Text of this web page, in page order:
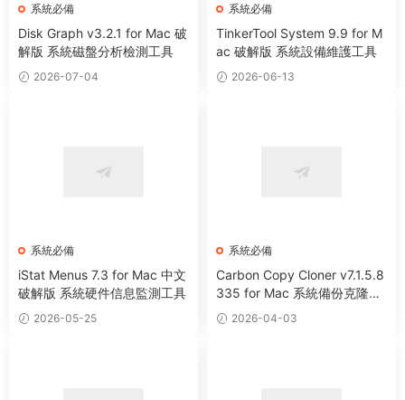
系統必備
Disk Graph v3.2.1 for Mac 破
解版 系統磁盤分析檢測工具
2026-07-04
系統必備
TinkerTool System 9.9 for M
ac 破解版 系統設備維護工具
2026-06-13
系統必備
iStat Menus 7.3 for Mac 中文
破解版 系統硬件信息監測工具
2026-05-25
系統必備
Carbon Copy Cloner v7.1.5.8
335 for Mac 系統備份克隆遷
移工具
2026-04-03